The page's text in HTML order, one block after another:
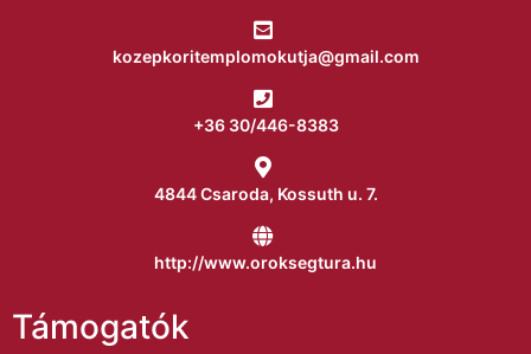
kozepkoritemplomokutja@gmail.com
+36 30/446-8383
4844 Csaroda, Kossuth u. 7.
http://www.oroksegtura.hu
Támogatók